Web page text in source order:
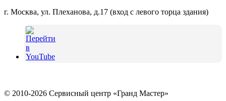
г. Москва, ул. Плеханова, д.17 (вход с левого торца здания)
© 2010-2026 Сервисный центр «Гранд Мастер»